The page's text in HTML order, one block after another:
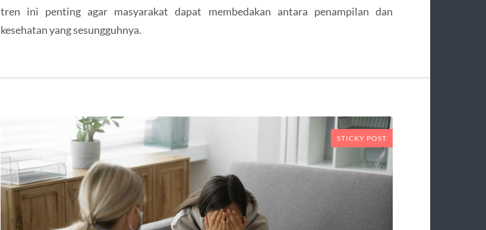
tren ini penting agar masyarakat dapat membedakan antara penampilan dan
kesehatan yang sesungguhnya.
STICKY POST